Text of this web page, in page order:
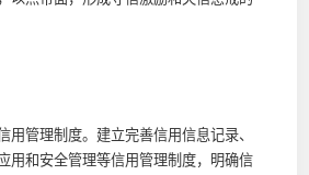
管理制度。建立完善信用信息记录、
用和安全管理等信用管理制度，明确信